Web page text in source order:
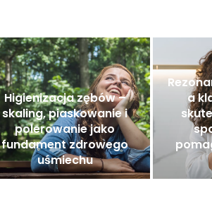
Higienizacja zębów –
skaling, piaskowanie i
polerowanie jako
fundament zdrowego
uśmiechu
a